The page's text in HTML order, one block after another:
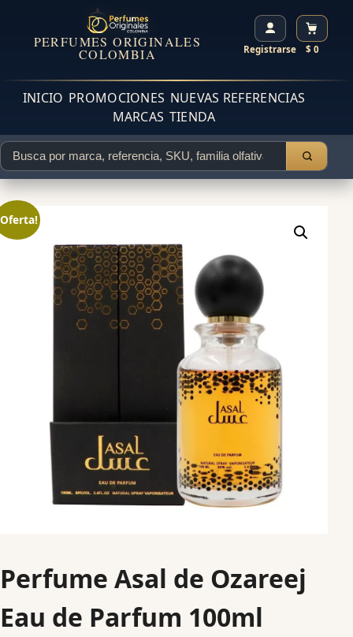
PERFUMES ORIGINALES
COLOMBIA Registrarse $ 0
INICIO PROMOCIONES NUEVAS REFERENCIAS
MARCAS TIENDA
Perfume Asal de Ozareej
Eau de Parfum 100ml